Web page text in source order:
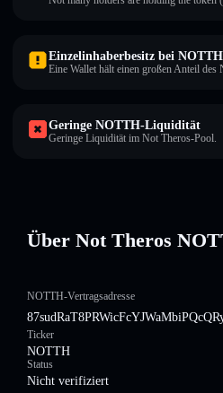
Einzelinhaberbesitz bei NOTTH
Eine Wallet hält einen großen Anteil des
Geringe NOTTH-Liquidität
Geringe Liquidität im Not Theros-Pool.
Über Not Theros
NOTTH-Vertragsadresse
Ticker
NOTTH
Status
Nicht verifiziert